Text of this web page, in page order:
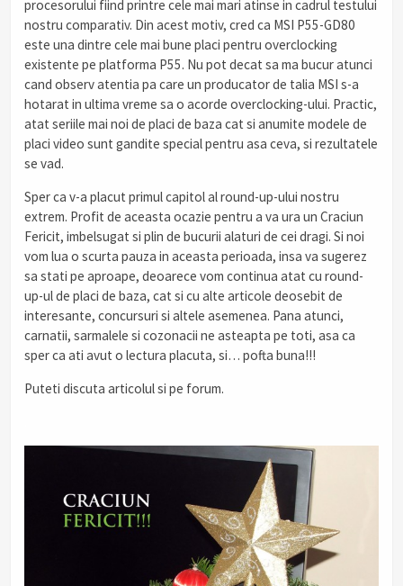
procesorului fiind printre cele mai mari atinse in cadrul testului
nostru comparativ. Din acest motiv, cred ca MSI P55-GD80
este una dintre cele mai bune placi pentru overclocking
existente pe platforma P55. Nu pot decat sa ma bucur atunci
cand observ atentia pa care un producator de talia MSI s-a
hotarat in ultima vreme sa o acorde overclocking-ului. Practic,
atat seriile mai noi de placi de baza cat si anumite modele de
placi video sunt gandite special pentru asa ceva, si rezultatele
se vad.
Sper ca v-a placut primul capitol al round-up-ului nostru
extrem. Profit de aceasta ocazie pentru a va ura un Craciun
Fericit, imbelsugat si plin de bucurii alaturi de cei dragi. Si noi
vom lua o scurta pauza in aceasta perioada, insa va sugerez
sa stati pe aproape, deoarece vom continua atat cu round-
up-ul de placi de baza, cat si cu alte articole deosebit de
interesante, concursuri si altele asemenea. Pana atunci,
carnatii, sarmalele si cozonacii ne asteapta pe toti, asa ca
sper ca ati avut o lectura placuta, si… pofta buna!!!
Puteti discuta articolul si pe forum.